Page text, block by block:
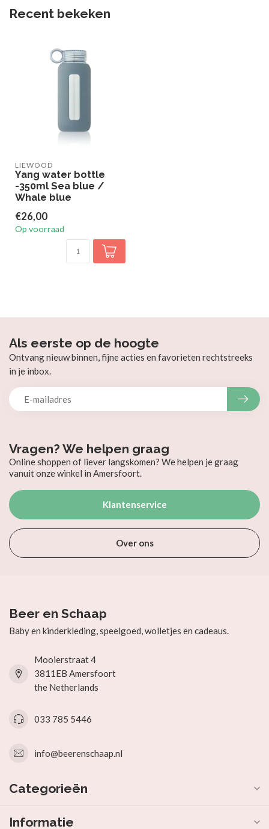
Recent bekeken
LIEWOOD
Yang water bottle
-350ml Sea blue /
Whale blue
€26,00
Op voorraad
Vragen? We helpen graag
Online shoppen of liever langskomen? We helpen je graag
vanuit onze winkel in Amersfoort.
Klantenservice
Over ons
Als eerste op de hoogte
Ontvang nieuw binnen, fijne acties en favorieten rechtstreeks
in je inbox.
Beer en Schaap
Baby en kinderkleding, speelgoed, wolletjes en cadeaus.
Mooierstraat 4
3811EB Amersfoort
the Netherlands
033 785 5446
info@beerenschaap.nl
Categorieën
Informatie